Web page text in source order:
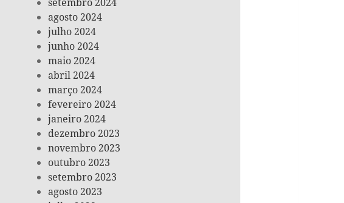
agosto 2024
julho 2024
junho 2024
maio 2024
abril 2024
março 2024
fevereiro 2024
janeiro 2024
dezembro 2023
novembro 2023
outubro 2023
setembro 2023
agosto 2023